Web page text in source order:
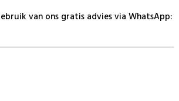
van ons gratis advies via WhatsApp: